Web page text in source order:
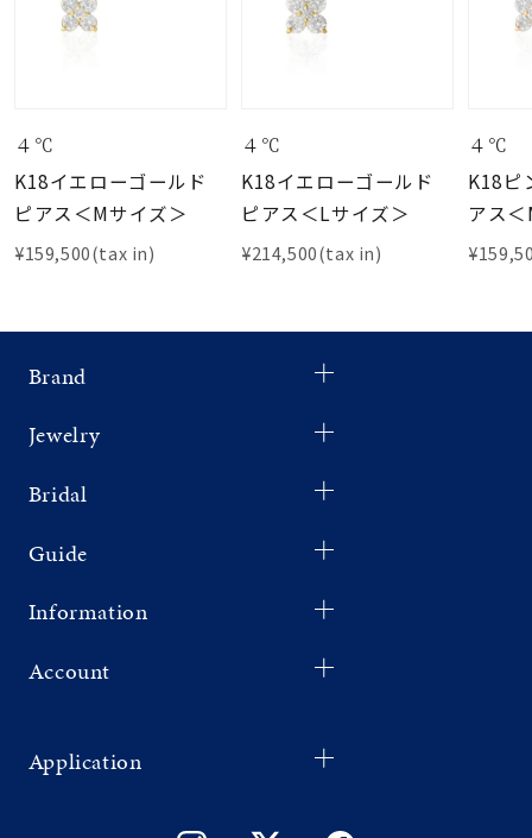
４℃
K18イエローゴールド
ピアス＜Mサイズ＞
¥159,500(tax in)
４℃
K18イエローゴールド
ピアス＜Lサイズ＞
¥214,500(tax in)
４℃
K18ピ
アス
Brand
Jewelry
Bridal
Guide
Information
Account
Application